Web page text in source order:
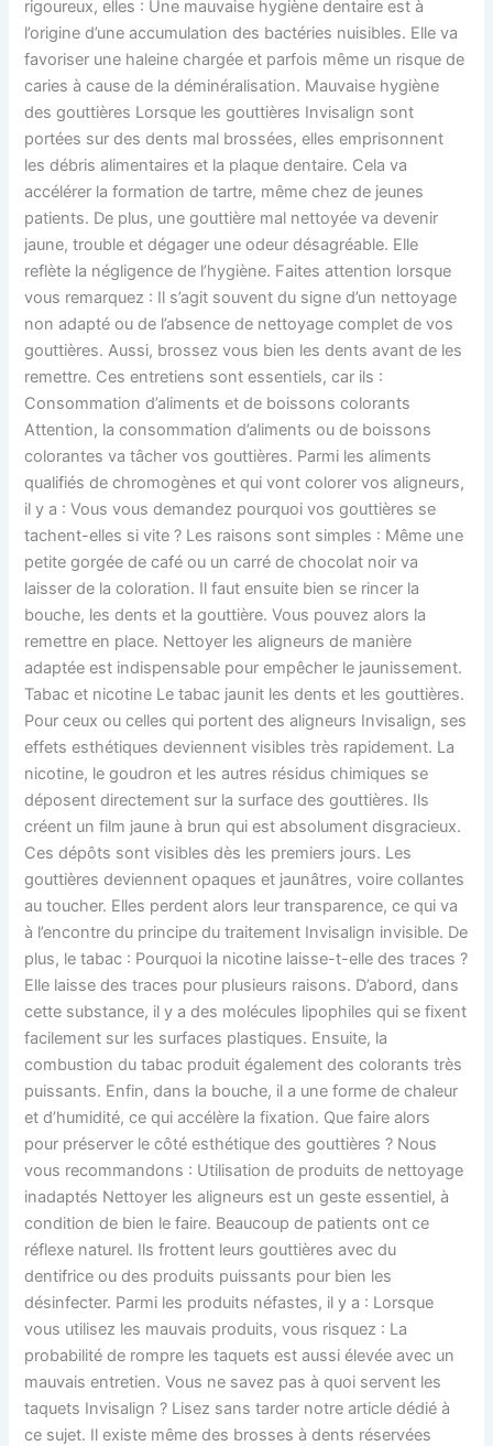
rigoureux, elles : Une mauvaise hygiène dentaire est à
l’origine d’une accumulation des bactéries nuisibles. Elle va
favoriser une haleine chargée et parfois même un risque de
caries à cause de la déminéralisation. Mauvaise hygiène
des gouttières Lorsque les gouttières Invisalign sont
portées sur des dents mal brossées, elles emprisonnent
les débris alimentaires et la plaque dentaire. Cela va
accélérer la formation de tartre, même chez de jeunes
patients. De plus, une gouttière mal nettoyée va devenir
jaune, trouble et dégager une odeur désagréable. Elle
reflète la négligence de l’hygiène. Faites attention lorsque
vous remarquez : Il s’agit souvent du signe d’un nettoyage
non adapté ou de l’absence de nettoyage complet de vos
gouttières. Aussi, brossez vous bien les dents avant de les
remettre. Ces entretiens sont essentiels, car ils :
Consommation d’aliments et de boissons colorants
Attention, la consommation d’aliments ou de boissons
colorantes va tâcher vos gouttières. Parmi les aliments
qualifiés de chromogènes et qui vont colorer vos aligneurs,
il y a : Vous vous demandez pourquoi vos gouttières se
tachent-elles si vite ? Les raisons sont simples : Même une
petite gorgée de café ou un carré de chocolat noir va
laisser de la coloration. Il faut ensuite bien se rincer la
bouche, les dents et la gouttière. Vous pouvez alors la
remettre en place. Nettoyer les aligneurs de manière
adaptée est indispensable pour empêcher le jaunissement.
Tabac et nicotine Le tabac jaunit les dents et les gouttières.
Pour ceux ou celles qui portent des aligneurs Invisalign, ses
effets esthétiques deviennent visibles très rapidement. La
nicotine, le goudron et les autres résidus chimiques se
déposent directement sur la surface des gouttières. Ils
créent un film jaune à brun qui est absolument disgracieux.
Ces dépôts sont visibles dès les premiers jours. Les
gouttières deviennent opaques et jaunâtres, voire collantes
au toucher. Elles perdent alors leur transparence, ce qui va
à l’encontre du principe du traitement Invisalign invisible. De
plus, le tabac : Pourquoi la nicotine laisse-t-elle des traces ?
Elle laisse des traces pour plusieurs raisons. D’abord, dans
cette substance, il y a des molécules lipophiles qui se fixent
facilement sur les surfaces plastiques. Ensuite, la
combustion du tabac produit également des colorants très
puissants. Enfin, dans la bouche, il a une forme de chaleur
et d’humidité, ce qui accélère la fixation. Que faire alors
pour préserver le côté esthétique des gouttières ? Nous
vous recommandons : Utilisation de produits de nettoyage
inadaptés Nettoyer les aligneurs est un geste essentiel, à
condition de bien le faire. Beaucoup de patients ont ce
réflexe naturel. Ils frottent leurs gouttières avec du
dentifrice ou des produits puissants pour bien les
désinfecter. Parmi les produits néfastes, il y a : Lorsque
vous utilisez les mauvais produits, vous risquez : La
probabilité de rompre les taquets est aussi élevée avec un
mauvais entretien. Vous ne savez pas à quoi servent les
taquets Invisalign ? Lisez sans tarder notre article dédié à
ce sujet. Il existe même des brosses à dents réservées